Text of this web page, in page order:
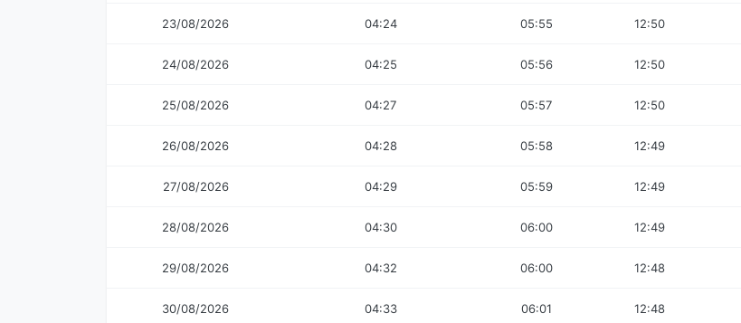
23/08/2026 04:24 05:55 12:50
24/08/2026 04:25 05:56 12:50
25/08/2026 04:27 05:57 12:50
26/08/2026 04:28 05:58 12:49
27/08/2026 04:29 05:59 12:49
28/08/2026 04:30 06:00 12:49
29/08/2026 04:32 06:00 12:48
30/08/2026 04:33 06:01 12:48